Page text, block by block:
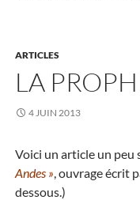
ARTICLES
LA
4 JUIN 2013
Voici un article un peu
Andes », ouvrage écrit
dessous.)